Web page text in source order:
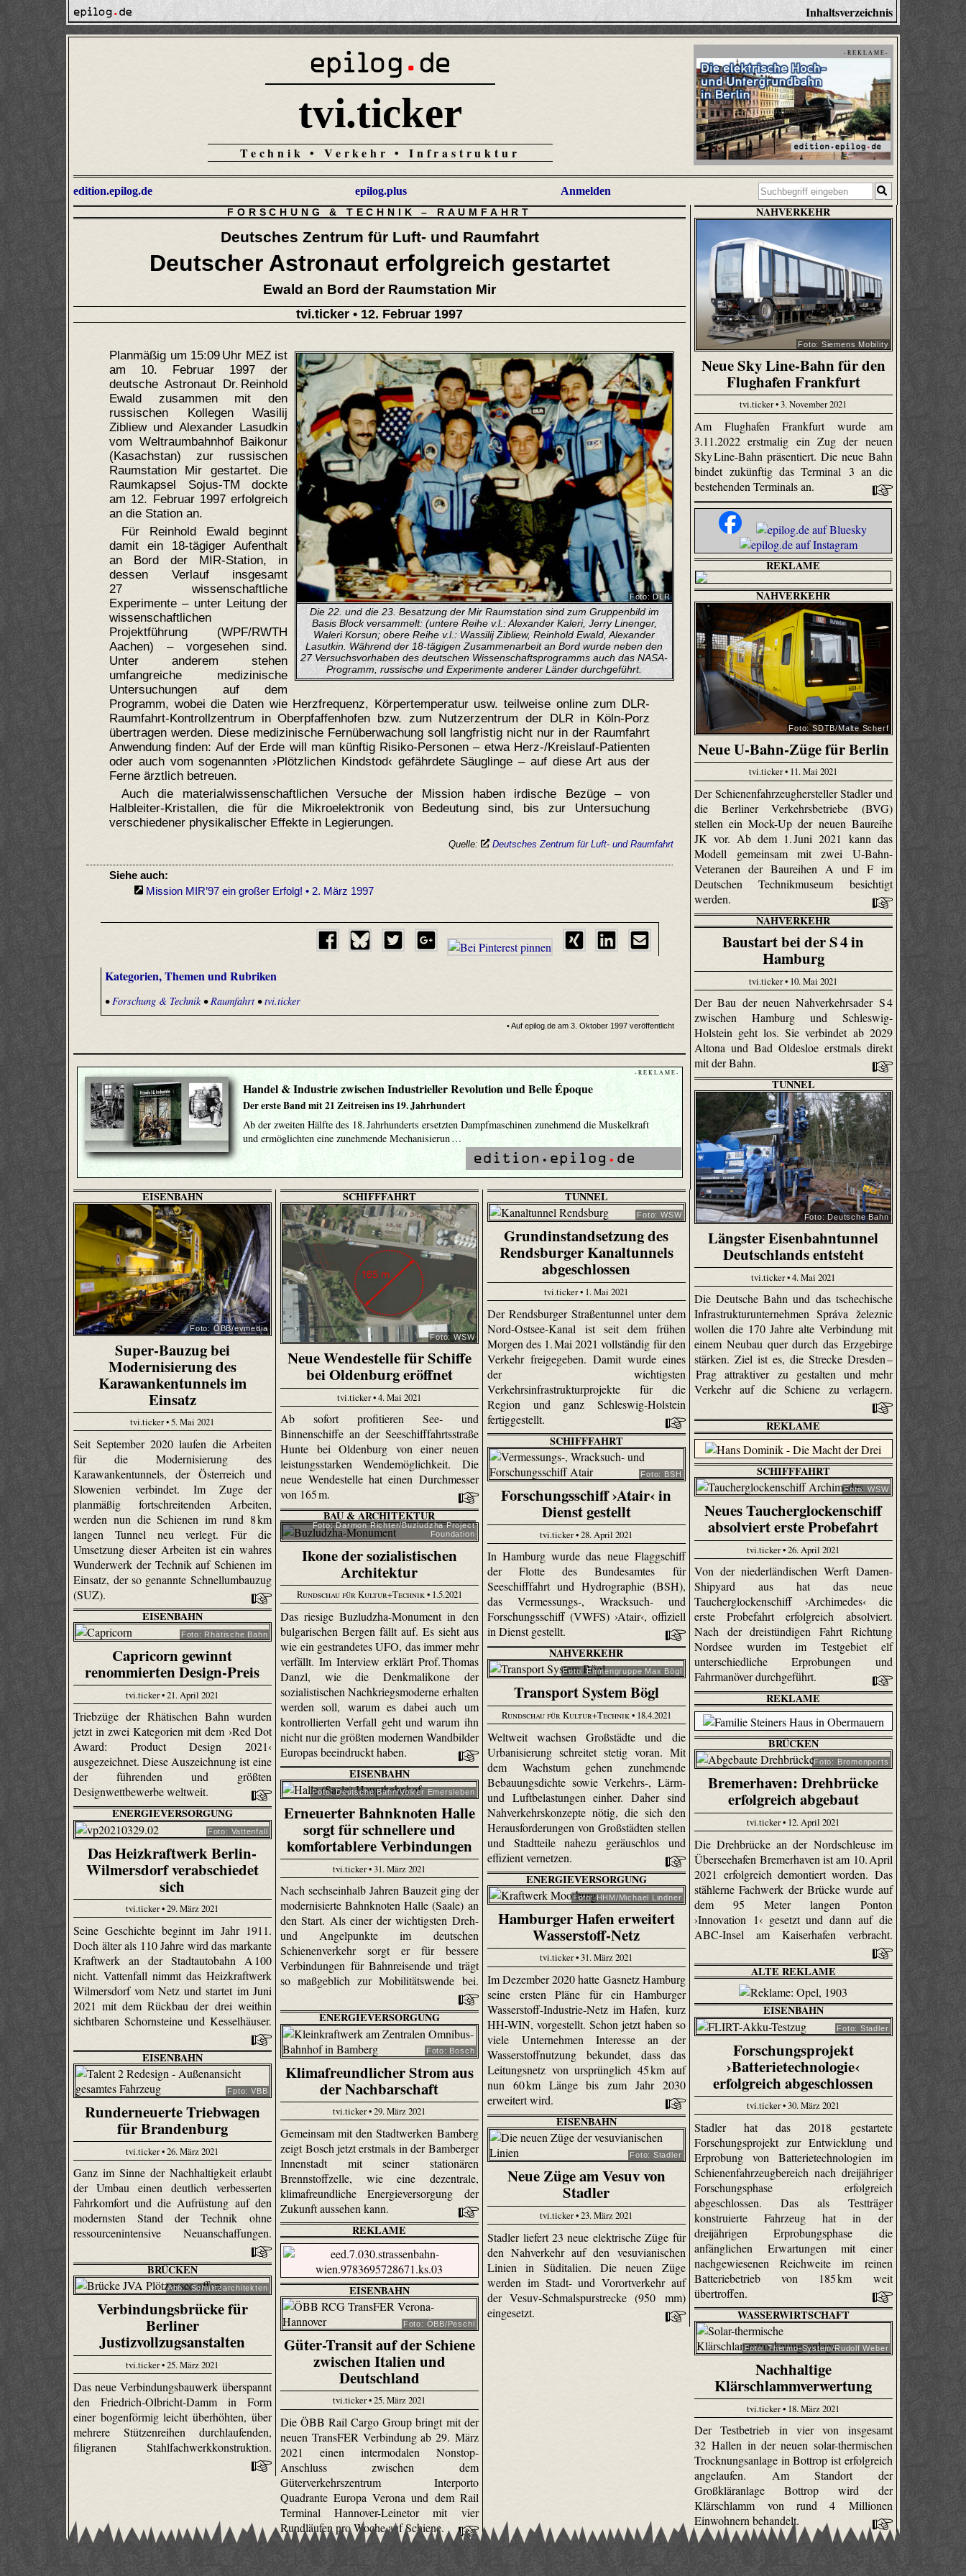
Inhaltsverzeichnis
tvi.ticker
Technik • Verkehr • Infrastruktur
- R E K L A M E -
edition.epilog.de epilog.plus Anmelden
FORSCHUNG & TECHNIK – RAUMFAHRT
Deutsches Zentrum für Luft- und Raumfahrt
Deutscher Astronaut erfolgreich gestartet
Ewald an Bord der Raumstation Mir
tvi.ticker • 12. Februar 1997
Foto: DLR
Die 22. und die 23. Besatzung der Mir Raumstation sind zum Gruppenbild im
Basis Block versammelt: (untere Reihe v.l.: Alexander Kaleri, Jerry Linenger,
Waleri Korsun; obere Reihe v.l.: Wassilij Zibliew, Reinhold Ewald, Alexander
Lasutkin. Während der 18-tägigen Zusammenarbeit an Bord wurde neben den
27 Versuchsvorhaben des deutschen Wissenschaftsprogramms auch das NASA-
Programm, russische und Experimente anderer Länder durchgeführt.
Planmäßig um 15:09 Uhr MEZ ist
am 10. Februar 1997 der
deutsche Astronaut Dr. Reinhold
Ewald zusammen mit den
russischen Kollegen Wasilij
Zibliew und Alexander Lasudkin
vom Weltraumbahnhof Baikonur
(Kasachstan) zur russischen
Raumstation Mir gestartet. Die
Raumkapsel Sojus-TM dockte
am 12. Februar 1997 erfolgreich
an die Station an.
Für Reinhold Ewald beginnt
damit ein 18-tägiger Aufenthalt
an Bord der MIR-Station, in
dessen Verlauf insgesamt
27 wissenschaftliche
Experimente – unter Leitung der
wissenschaftlichen
Projektführung (WPF/RWTH
Aachen) – vorgesehen sind.
Unter anderem stehen
umfangreiche medizinische
Untersuchungen auf dem
Programm, wobei die Daten wie Herzfrequenz, Körpertemperatur usw. teilweise online zum DLR-
Raumfahrt-Kontrollzentrum in Oberpfaffenhofen bzw. zum Nutzerzentrum der DLR in Köln-Porz
übertragen werden. Diese medizinische Fernüberwachung soll langfristig nicht nur in der Raumfahrt
Anwendung finden: Auf der Erde will man künftig Risiko-Personen – etwa Herz-/Kreislauf-Patienten
oder auch vom sogenannten ›Plötzlichen Kindstod‹ gefährdete Säuglinge – auf diese Art aus der
Ferne ärztlich betreuen.
Auch die materialwissenschaftlichen Versuche der Mission haben irdische Bezüge – von
Halbleiter-Kristallen, die für die Mikroelektronik von Bedeutung sind, bis zur Untersuchung
verschiedener physikalischer Effekte in Legierungen.
Quelle: Deutsches Zentrum für Luft- und Raumfahrt
Siehe auch:
Mission MIR’97 ein großer Erfolg! • 2. März 1997
Kategorien, Themen und Rubriken
•Forschung & Technik•Raumfahrt •tvi.ticker
• Auf epilog.de am 3. Oktober 1997 veröffentlicht
- R E K L A M E -
Handel & Industrie zwischen Industrieller Revolution und Belle Époque
Der erste Band mit 21 Zeitreisen ins 19. Jahrhundert
Ab der zweiten Hälfte des 18. Jahrhunderts ersetzten Dampfmaschinen zunehmend die Muskelkraft
und ermöglichten eine zunehmende Mechanisierun …
NAHVERKEHR
Foto: Siemens Mobility
Neue Sky Line-Bahn für den
Flughafen Frankfurt
tvi.ticker • 3. November 2021
Am Flughafen Frankfurt wurde am
3.11.2022 erstmalig ein Zug der neuen
Sky Line-Bahn präsentiert. Die neue Bahn
bindet zukünftig das Terminal 3 an die
bestehenden Terminals an.
REKLAME
NAHVERKEHR
Foto: SDTB/Malte Scherf
Neue U-Bahn-Züge für Berlin
tvi.ticker • 11. Mai 2021
Der Schienenfahrzeughersteller Stadler und
die Berliner Verkehrsbetriebe (BVG)
stellen ein Mock-Up der neuen Baureihe
JK vor. Ab dem 1. Juni 2021 kann das
Modell gemeinsam mit zwei U-Bahn-
Veteranen der Baureihen A und F im
Deutschen Technikmuseum besichtigt
werden.
NAHVERKEHR
Baustart bei der S 4 in
Hamburg
tvi.ticker • 10. Mai 2021
Der Bau der neuen Nahverkehrsader S 4
zwischen Hamburg und Schleswig-
Holstein geht los. Sie verbindet ab 2029
Altona und Bad Oldesloe erstmals direkt
mit der Bahn.
TUNNEL
Foto: Deutsche Bahn
Längster Eisenbahntunnel
Deutschlands entsteht
tvi.ticker • 4. Mai 2021
Die Deutsche Bahn und das tschechische
Infrastrukturunternehmen Správa železnic
wollen die 170 Jahre alte Verbindung mit
einem Neubau quer durch das Erzgebirge
stärken. Ziel ist es, die Strecke Dresden –
Prag attraktiver zu gestalten und mehr
Verkehr auf die Schiene zu verlagern.
EISENBAHN
Foto: ÖBB/evmedia
Super-Bauzug bei
Modernisierung des
Karawankentunnels im
Einsatz
tvi.ticker • 5. Mai 2021
Seit September 2020 laufen die Arbeiten
für die Modernisierung des
Karawankentunnels, der Österreich und
Slowenien verbindet. Im Zuge der
planmäßig fortschreitenden Arbeiten,
werden nun die Schienen im rund 8 km
langen Tunnel neu verlegt. Für die
Umsetzung dieser Arbeiten ist ein wahres
Wunderwerk der Technik auf Schienen im
Einsatz, der so genannte Schnellumbauzug
(SUZ).
SCHIFFFAHRT
Foto: WSW
Neue Wendestelle für Schiffe
bei Oldenburg eröffnet
tvi.ticker • 4. Mai 2021
Ab sofort profitieren See- und
Binnenschiffe an der Seeschifffahrtsstraße
Hunte bei Oldenburg von einer neuen
leistungsstarken Wendemöglichkeit. Die
neue Wendestelle hat einen Durchmesser
von 165 m.
TUNNEL
Foto: WSW
Grundinstandsetzung des
Rendsburger Kanaltunnels
abgeschlossen
tvi.ticker • 1. Mai 2021
Der Rendsburger Straßentunnel unter dem
Nord-Ostsee-Kanal ist seit dem frühen
Morgen des 1. Mai 2021 vollständig für den
Verkehr freigegeben. Damit wurde eines
der wichtigsten
Verkehrsinfrastrukturprojekte für die
Region und ganz Schleswig-Holstein
fertiggestellt.
REKLAME
SCHIFFFAHRT
Foto: WSW
Neues Taucherglockenschiff
absolviert erste Probefahrt
tvi.ticker • 26. April 2021
Von der niederländischen Werft Damen-
Shipyard aus hat das neue
Taucherglockenschiff ›Archimedes‹ die
erste Probefahrt erfolgreich absolviert.
Nach der dreistündigen Fahrt Richtung
Nordsee wurden im Testgebiet elf
unterschiedliche Erprobungen und
Fahrmanöver durchgeführt.
SCHIFFFAHRT
Foto: BSH
Forschungsschiff ›Atair‹ in
Dienst gestellt
tvi.ticker • 28. April 2021
In Hamburg wurde das neue Flaggschiff
der Flotte des Bundesamtes für
Seeschifffahrt und Hydrographie (BSH),
das Vermessungs-, Wracksuch- und
Forschungsschiff (VWFS) ›Atair‹, offiziell
in Dienst gestellt.
BAU & ARCHITEKTUR
Foto: Darmon Richter/Buzludzha Project
Foundation
Ikone der sozialistischen
Architektur
Rundschau für Kultur+Technik• 1.5.2021
Das riesige Buzludzha-Monument in den
bulgarischen Bergen fällt auf. Es sieht aus
wie ein gestrandetes UFO, das immer mehr
verfällt. Im Interview erklärt Prof. Thomas
Danzl, wie die Denkmalikone der
sozialistischen Nachkriegsmoderne erhalten
werden soll, warum es dabei auch um
kontrollierten Verfall geht und warum ihn
nicht nur die größten modernen Wandbilder
Europas beeindruckt haben.
EISENBAHN
Foto: Rhätische Bahn
Capricorn gewinnt
renommierten Design-Preis
tvi.ticker • 21. April 2021
Triebzüge der Rhätischen Bahn wurden
jetzt in zwei Kategorien mit dem ›Red Dot
Award: Product Design 2021‹
ausgezeichnet. Diese Auszeichnung ist eine
der führenden und größten
Designwettbewerbe weltweit.
NAHVERKEHR
Foto: Firmengruppe Max Bögl
Transport System Bögl
Rundschau für Kultur+Technik• 18.4.2021
Weltweit wachsen Großstädte und die
Urbanisierung schreitet stetig voran. Mit
dem Wachstum gehen zunehmende
Bebauungsdichte sowie Verkehrs-, Lärm-
und Luftbelastungen einher. Daher sind
Nahverkehrskonzepte nötig, die sich den
Herausforderungen von Großstädten stellen
und Stadtteile nahezu geräuschlos und
effizient vernetzen.
REKLAME
BRÜCKEN
Foto: Bremenports
Bremerhaven: Drehbrücke
erfolgreich abgebaut
tvi.ticker • 12. April 2021
Die Drehbrücke an der Nordschleuse im
Überseehafen Bremerhaven ist am 10. April
2021 erfolgreich demontiert worden. Das
stählerne Fachwerk der Brücke wurde auf
dem 95 Meter langen Ponton
›Innovation 1‹ gesetzt und dann auf die
ABC-Insel am Kaiserhafen verbracht.
EISENBAHN
Foto: Deutsche Bahn/Volker Emersleben
Erneuerter Bahnknoten Halle
sorgt für schnellere und
komfortablere Verbindungen
tvi.ticker • 31. März 2021
Nach sechseinhalb Jahren Bauzeit ging der
modernisierte Bahnknoten Halle (Saale) an
den Start. Als einer der wichtigsten Dreh-
und Angelpunkte im deutschen
Schienenverkehr sorgt er für bessere
Verbindungen für Bahnreisende und trägt
so maßgeblich zur Mobilitätswende bei.
ENERGIEVERSORGUNG
Foto: Vattenfall
Das Heizkraftwerk Berlin-
Wilmersdorf verabschiedet
sich
tvi.ticker • 29. März 2021
Seine Geschichte beginnt im Jahr 1911.
Doch älter als 110 Jahre wird das markante
Kraftwerk an der Stadtautobahn A 100
nicht. Vattenfall nimmt das Heizkraftwerk
Wilmersdorf vom Netz und startet im Juni
2021 mit dem Rückbau der drei weithin
sichtbaren Schornsteine und Kesselhäuser.
ENERGIEVERSORGUNG
Foto: HHM/Michael Lindner
Hamburger Hafen erweitert
Wasserstoff-Netz
tvi.ticker • 31. März 2021
Im Dezember 2020 hatte Gasnetz Hamburg
seine ersten Pläne für ein Hamburger
Wasserstoff-Industrie-Netz im Hafen, kurz
HH-WIN, vorgestellt. Schon jetzt haben so
viele Unternehmen Interesse an der
Wasserstoffnutzung bekundet, dass das
Leitungsnetz von ursprünglich 45 km auf
nun 60 km Länge bis zum Jahr 2030
erweitert wird.
ALTE REKLAME
EISENBAHN
Foto: Stadler
Forschungsprojekt
›Batterietechnologie‹
erfolgreich abgeschlossen
tvi.ticker • 30. März 2021
Stadler hat das 2018 gestartete
Forschungsprojekt zur Entwicklung und
Erprobung von Batterietechnologien im
Schienenfahrzeugbereich nach dreijähriger
Forschungsphase erfolgreich
abgeschlossen. Das als Testträger
konstruierte Fahrzeug hat in der
dreijährigen Erprobungsphase die
anfänglichen Erwartungen mit einer
nachgewiesenen Reichweite im reinen
Batteriebetrieb von 185 km weit
übertroffen.
ENERGIEVERSORGUNG
Foto: Bosch
Klimafreundlicher Strom aus
der Nachbarschaft
tvi.ticker • 29. März 2021
Gemeinsam mit den Stadtwerken Bamberg
zeigt Bosch jetzt erstmals in der Bamberger
Innenstadt mit seiner stationären
Brennstoffzelle, wie eine dezentrale,
klimafreundliche Energieversorgung der
Zukunft aussehen kann.
EISENBAHN
Fpto: VBB
Runderneuerte Triebwagen
für Brandenburg
tvi.ticker • 26. März 2021
Ganz im Sinne der Nachhaltigkeit erlaubt
der Umbau einen deutlich verbesserten
Fahrkomfort und die Aufrüstung auf den
modernsten Stand der Technik ohne
ressourcenintensive Neuanschaffungen.
EISENBAHN
Foto: Stadler
Neue Züge am Vesuv von
Stadler
tvi.ticker • 23. März 2021
Stadler liefert 23 neue elektrische Züge für
den Nahverkehr auf den vesuvianischen
Linien in Süditalien. Die neuen Züge
werden im Stadt- und Vorortverkehr auf
der Vesuv-Schmalspurstrecke (950 mm)
eingesetzt.
REKLAME
EISENBAHN
Foto: ÖBB/Peschl
Güter-Transit auf der Schiene
zwischen Italien und
Deutschland
tvi.ticker • 25. März 2021
Die ÖBB Rail Cargo Group bringt mit der
neuen TransFER Verbindung ab 29. März
2021 einen intermodalen Nonstop-
Anschluss zwischen dem
Güterverkehrszentrum Interporto
Quadrante Europa Verona und dem Rail
Terminal Hannover-Leinetor mit vier
Rundläufen pro Woche auf Schiene.
BRÜCKEN
Abb.: Schulitzarchitekten
Verbindungsbrücke für
Berliner
Justizvollzugsanstalten
tvi.ticker • 25. März 2021
Das neue Verbindungsbauwerk überspannt
den Friedrich-Olbricht-Damm in Form
einer bogenförmig leicht überhöhten, über
mehrere Stützenreihen durchlaufenden,
filigranen Stahlfachwerkkonstruktion.
WASSERWIRTSCHAFT
Foto: Thermo-System/Rudolf Weber
Nachhaltige
Klärschlammverwertung
tvi.ticker • 18. März 2021
Der Testbetrieb in vier von insgesamt
32 Hallen in der neuen solar-thermischen
Trocknungsanlage in Bottrop ist erfolgreich
angelaufen. Am Standort der
Großkläranlage Bottrop wird der
Klärschlamm von rund 4 Millionen
Einwohnern behandelt.